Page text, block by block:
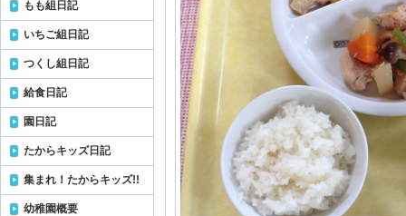
もも組日記
いちご組日記
つくし組日記
給食日記
園日記
たからキッズ日記
集まれ！たからキッズ!!
幼稚園概要